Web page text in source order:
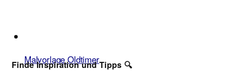
Malvorlage Oldtimer
Finde Inspiration und Tipps 🔍